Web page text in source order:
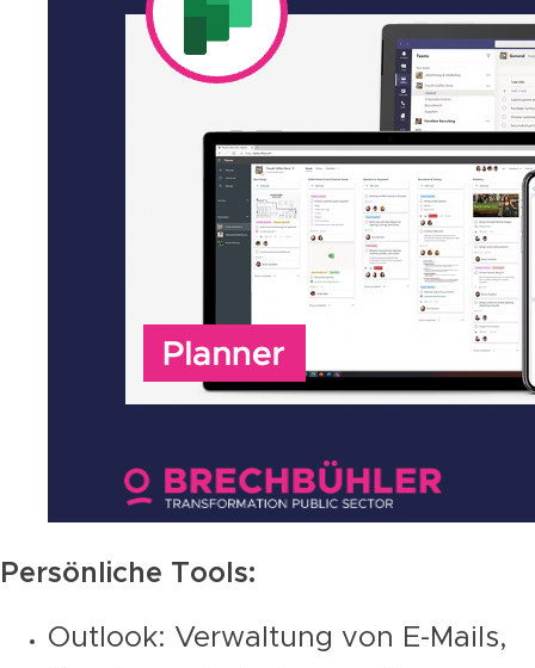
Persönliche Tools:
Outlook: Verwaltung von E-Mails,